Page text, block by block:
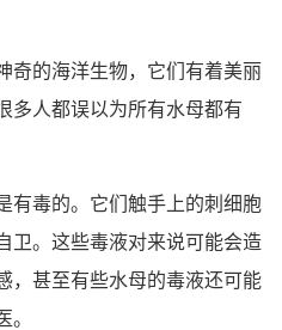
奇的海洋生物，它们有着美丽
多人都误以为所有水母都有
有毒的。它们触手上的刺细胞
卫。这些毒液对来说可能会造
，甚至有些水母的毒液还可能
。